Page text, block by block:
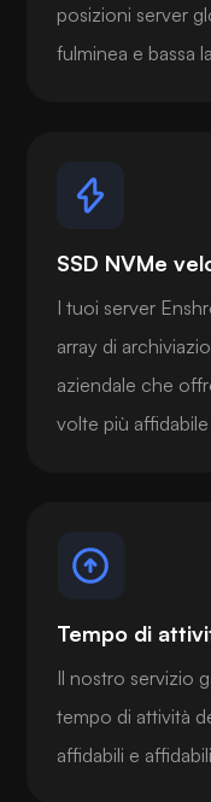
posizioni server
fulminea e bassa
SSD NVMe
I tuoi server
array di
aziendale che
volte più
Tempo di
Il nostro servizio
tempo di attività
affidabili e